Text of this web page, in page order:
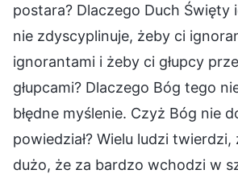
postara? Dlaczego Duch Święty
nie zdyscyplinuje, żeby ci
ignorantami i żeby ci głupcy
głupcami? Dlaczego Bóg tego
błędne myślenie. Czyż Bóg nie
powiedział? Wielu ludzi
dużo, że za bardzo wchodzi w